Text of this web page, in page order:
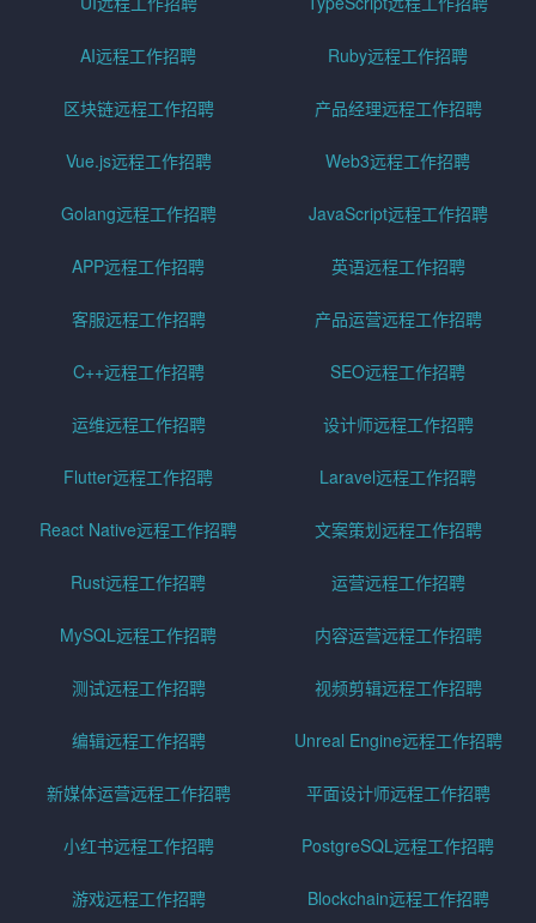
AI远程工作招聘 Ruby远程工作招聘
区块链远程工作招聘 产品经理远程工作招聘
Vue.js远程工作招聘 Web3远程工作招聘
Golang远程工作招聘 JavaScript远程工作招聘
APP远程工作招聘 英语远程工作招聘
客服远程工作招聘 产品运营远程工作招聘
C++远程工作招聘 SEO远程工作招聘
运维远程工作招聘 设计师远程工作招聘
Flutter远程工作招聘 Laravel远程工作招聘
React Native远程工作招聘 文案策划远程工作招聘
Rust远程工作招聘 运营远程工作招聘
MySQL远程工作招聘 内容运营远程工作招聘
测试远程工作招聘 视频剪辑远程工作招聘
编辑远程工作招聘 Unreal Engine远程工作招聘
新媒体运营远程工作招聘 平面设计师远程工作招聘
小红书远程工作招聘 PostgreSQL远程工作招聘
游戏远程工作招聘 Blockchain远程工作招聘